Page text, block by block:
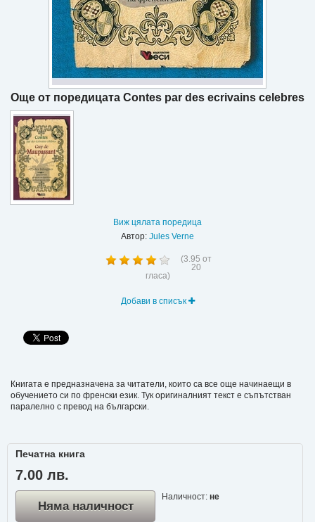
Още от поредицата Contes par des ecrivains celebres
Виж цялата поредица
Автор: Jules Verne
(3.95 от
20
гласа)
Добави в списък
Книгата е предназначена за читатели, които са все още начинаещи в
обучението си по френски език. Тук оригиналният текст е съпътстван
паралелно с превод на български.
Печатна книга
7.00 лв.
Няма наличност
Наличност: не